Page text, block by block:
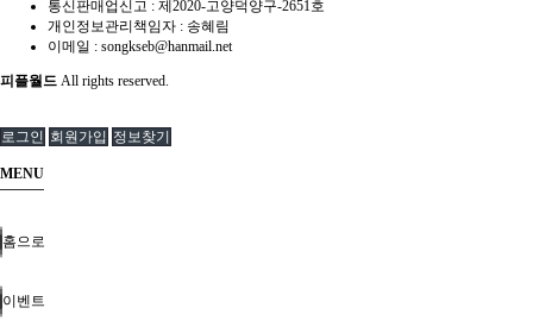
통신판매업신고 : 제2020-고양덕양구-2651호
개인정보관리책임자 : 송혜림
이메일 : songkseb@hanmail.net
피플월드 All rights reserved.
로그인 회원가입 정보찾기
MENU
홈으로
이벤트